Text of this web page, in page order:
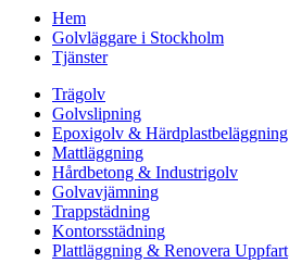
Hem
Golvläggare i Stockholm
Tjänster
Trägolv
Golvslipning
Epoxigolv & Härdplastbeläggning
Mattläggning
Hårdbetong & Industrigolv
Golvavjämning
Trappstädning
Kontorsstädning
Plattläggning & Renovera Uppfart